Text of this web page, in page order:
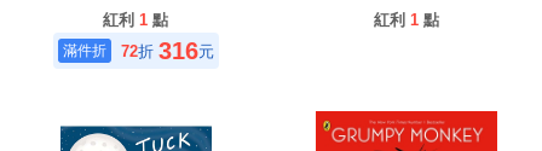
紅利 1 點
72折 316元
紅利 1 點